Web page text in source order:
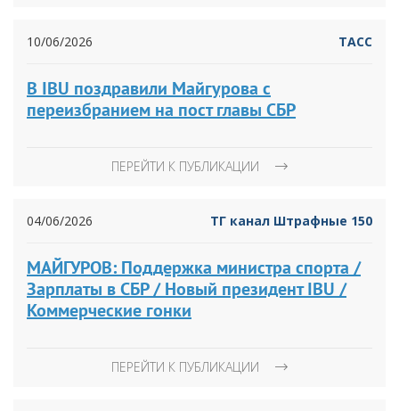
10/06/2026 ТАСС
В IBU поздравили Майгурова с
переизбранием на пост главы СБР
ПЕРЕЙТИ К ПУБЛИКАЦИИ
04/06/2026 ТГ канал Штрафные 150
МАЙГУРОВ: Поддержка министра спорта /
Зарплаты в СБР / Новый президент IBU /
Коммерческие гонки
ПЕРЕЙТИ К ПУБЛИКАЦИИ